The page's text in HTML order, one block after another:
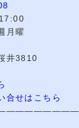
月曜
井3810
合せはこちら